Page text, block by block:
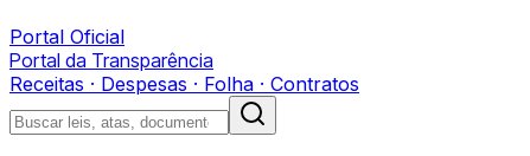
Portal Oficial
Portal da Transparência
Receitas · Despesas · Folha · Contratos